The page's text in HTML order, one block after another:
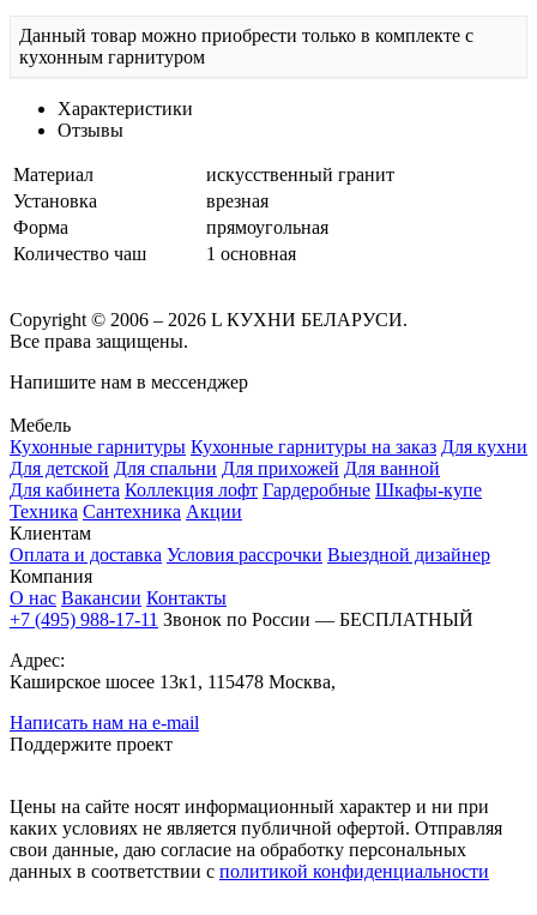
Данный товар можно приобрести только в комплекте с
кухонным гарнитуром
Характеристики
Отзывы
Материал
искусственный гранит
Установка
врезная
Форма
прямоугольная
Количество чаш
1 основная
Copyright © 2006 – 2026 L КУХНИ БЕЛАРУСИ.
Все права защищены.
Напишите нам в мессенджер
Мебель
Кухонные гарнитуры Кухонные гарнитуры на заказ Для кухни
Для детской Для спальни Для прихожей Для ванной
Для кабинета Коллекция лофт Гардеробные Шкафы-купе
Техника Сантехника Акции
Клиентам
Оплата и доставка Условия рассрочки Выездной дизайнер
Компания
О нас Вакансии Контакты
+7 (495) 988-17-11 Звонок по России — БЕСПЛАТНЫЙ
Адрес:
Каширское шосее 13к1, 115478 Москва,
Написать нам на e-mail
Поддержите проект
Цены на сайте носят информационный характер и ни при
каких условиях не является публичной офертой. Отправляя
свои данные, даю согласие на обработку персональных
данных в соответствии с политикой конфиденциальности